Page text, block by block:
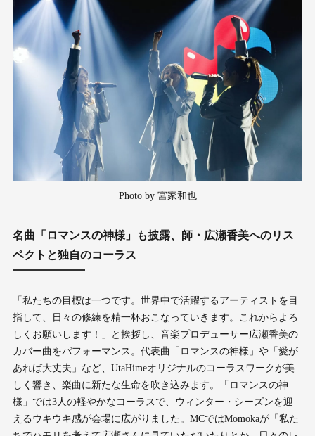
Photo by 宮家和也
名曲「ロマンスの神様」も披露、師・広瀬香美へのリス
ペクトと独自のコーラス
「私たちの目標は一つです。世界中で活躍するアーティストを目
指して、日々の修練を精一杯おこなっていきます。これからよろ
しくお願いします！」と挨拶し、音楽プロデューサー広瀬香美の
カバー曲をパフォーマンス。代表曲「ロマンスの神様」や「愛が
あれば大丈夫」など、UtaHimeオリジナルのコーラスワークが美
しく響き、楽曲に新たな生命を吹き込みます。「ロマンスの神
様」では3人の軽やかなコーラスで、ウィンター・シーズンを迎
えるウキウキ感が会場に広がりました。MCではMomokaが「私た